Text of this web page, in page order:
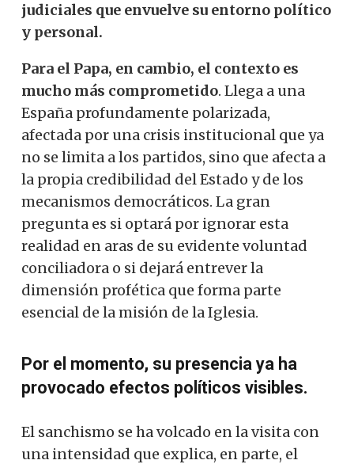
judiciales que envuelve su entorno político
y personal.
Para el Papa, en cambio, el contexto es
mucho más comprometido. Llega a una
España profundamente polarizada,
afectada por una crisis institucional que ya
no se limita a los partidos, sino que afecta a
la propia credibilidad del Estado y de los
mecanismos democráticos. La gran
pregunta es si optará por ignorar esta
realidad en aras de su evidente voluntad
conciliadora o si dejará entrever la
dimensión profética que forma parte
esencial de la misión de la Iglesia.
Por el momento, su presencia ya ha
provocado efectos políticos visibles.
El sanchismo se ha volcado en la visita con
una intensidad que explica, en parte, el